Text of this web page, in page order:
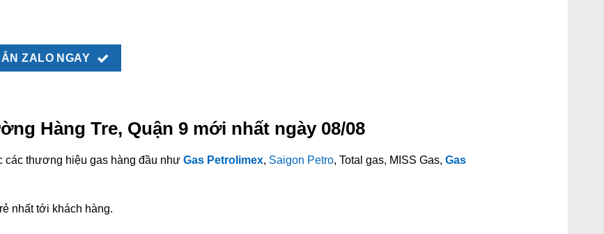
ZALO NGAY
Hàng Tre, Quận 9 mới nhất ngày 08/08
các thương hiệu gas hàng đầu nhưGas Petrolimex, Saigon Petro, Total gas, MISS Gas,Gas
nhất tới khách hàng.